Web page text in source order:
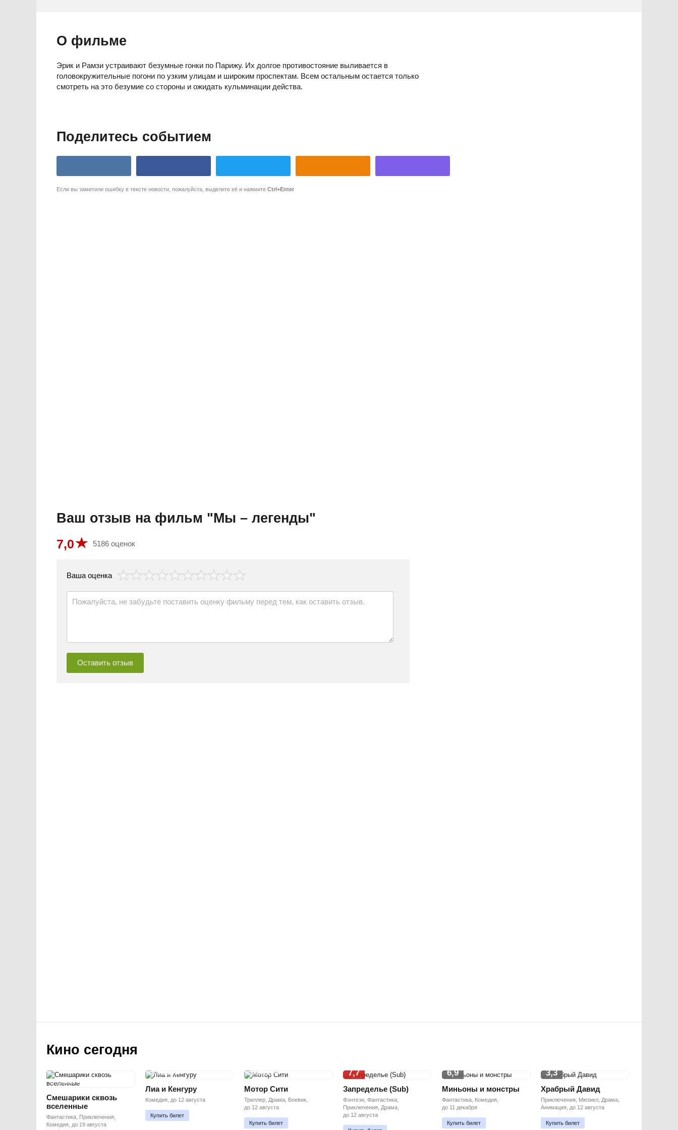
О фильме
Эрик и Рамзи устраивают безумные гонки по Парижу. Их долгое противостояние выливается в
головокружительные погони по узким улицам и широким проспектам. Всем остальным остается только
смотреть на это безумие со стороны и ожидать кульминации действа.
Поделитесь событием
Если вы заметили ошибку в тексте новости, пожалуйста, выделите её и нажмите Ctrl+Enter
Ваш отзыв на фильм "Мы – легенды"
7,0 5186 оценок
Ваша оценка
Кино сегодня
ПРЕМЬЕРА
Смешарики сквозь
вселенные
Фантастика, Приключения,
Комедия, до 19 августа
ПРЕМЬЕРА
Лиа и Кенгуру
Комедия, до 12 августа
Купить билет
ПРЕМЬЕРА
Мотор Сити
Триллер, Драма, Боевик,
до 12 августа
Купить билет
7,7
Запределье (Sub)
Фэнтези, Фантастика,
Приключения, Драма,
до 12 августа
6,9
Миньоны и монстры
Фантастика, Комедия,
до 11 декабря
Купить билет
3,3
Храбрый Давид
Приключения, Мюзикл, Драма,
Анимация, до 12 августа
Купить билет